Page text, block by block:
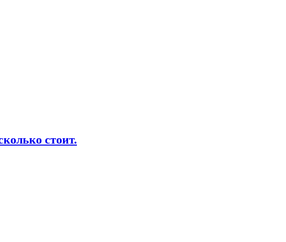
стоит.